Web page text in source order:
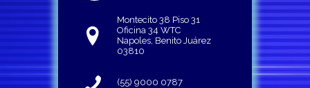
Montecito 38 Piso 31
Oficina 34 WTC
Napoles, Benito Juárez
03810
(55) 9000 0787